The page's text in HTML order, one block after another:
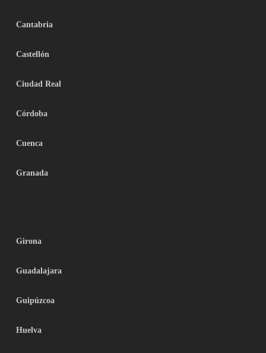
Cantabria
Castellón
Ciudad Real
Córdoba
Cuenca
Granada
Girona
Guadalajara
Guipúzcoa
Huelva